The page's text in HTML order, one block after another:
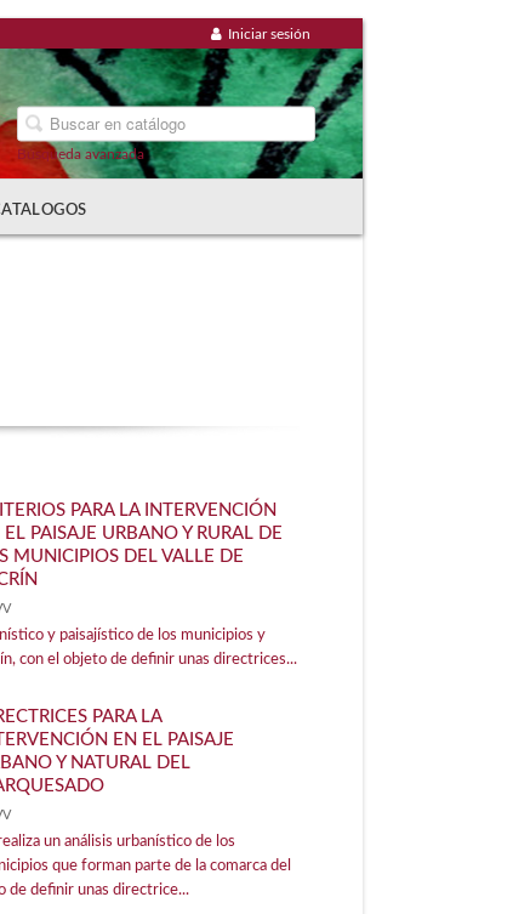
Iniciar sesión
Búsqueda avanzada
PARA LA INTERVENCIÓN
EL PAISAJE URBANO Y RURAL DE
MUNICIPIOS DEL VALLE DE
y paisajístico de los municipios y
con el objeto de definir unas directrices...
PARA LA
EN EL PAISAJE
Y NATURAL DEL
un análisis urbanístico de los
que forman parte de la comarca del
de definir unas directrice...